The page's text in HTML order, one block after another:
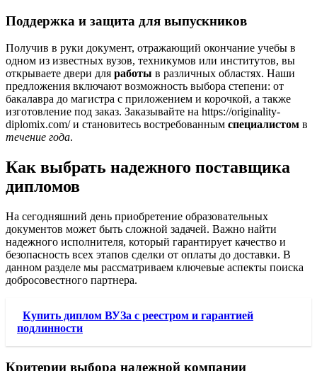
Поддержка и защита для выпускников
Получив в руки документ, отражающий окончание учебы в
одном из известных вузов, техникумов или институтов, вы
открываете двери для работы в различных областях. Наши
предложения включают возможность выбора степени: от
бакалавра до магистра с приложением и корочкой, а также
изготовление под заказ. Заказывайте на https://originality-
diplomix.com/ и становитесь востребованным специалистом в
течение года.
Как выбрать надежного поставщика
дипломов
На сегодняшний день приобретение образовательных
документов может быть сложной задачей. Важно найти
надежного исполнителя, который гарантирует качество и
безопасность всех этапов сделки от оплаты до доставки. В
данном разделе мы рассматриваем ключевые аспекты поиска
добросовестного партнера.
Купить диплом ВУЗа с реестром и гарантией
подлинности
Критерии выбора надежной компании